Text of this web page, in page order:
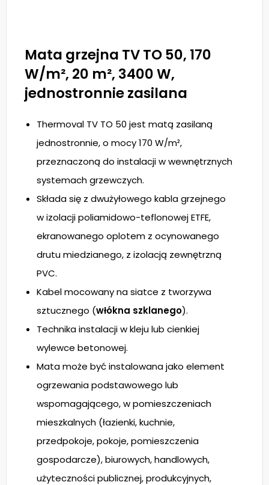
Mata grzejna TV TO 50, 170
W/m², 20 m², 3400 W,
jednostronnie zasilana
Thermoval TV TO 50 jest matą zasilaną
jednostronnie, o mocy 170 W/m²,
przeznaczoną do instalacji w wewnętrznych
systemach grzewczych.
Składa się z dwużyłowego kabla grzejnego
w izolacji poliamidowo-teflonowej ETFE,
ekranowanego oplotem z ocynowanego
drutu miedzianego, z izolacją zewnętrzną
PVC.
Kabel mocowany na siatce z tworzywa
sztucznego (włókna szklanego).
Technika instalacji w kleju lub cienkiej
wylewce betonowej.
Mata może być instalowana jako element
ogrzewania podstawowego lub
wspomagającego, w pomieszczeniach
mieszkalnych (łazienki, kuchnie,
przedpokoje, pokoje, pomieszczenia
gospodarcze), biurowych, handlowych,
użyteczności publicznej, produkcyjnych,